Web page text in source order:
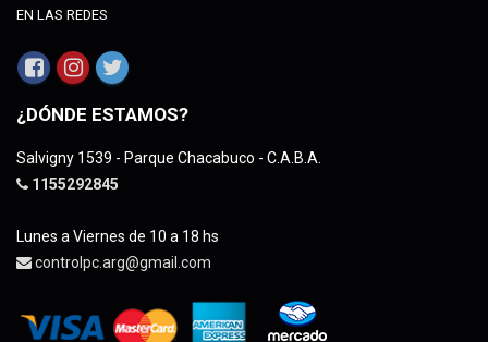
EN LAS REDES
¿DÓNDE ESTAMOS?
Salvigny 1539 - Parque Chacabuco - C.A.B.A.
1155292845
Lunes a Viernes de 10 a 18 hs
controlpc.arg@gmail.com